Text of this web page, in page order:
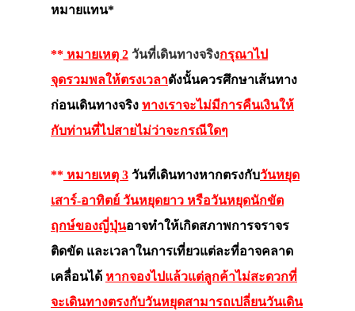
หมายแทน*
** หมายเหตุ 2 วันที่เดินทางจริงกรุณาไป
จุดรวมพลให้ตรงเวลาดังนั้นควรศึกษาเส้นทาง
ก่อนเดินทางจริง ทางเราจะไม่มีการคืนเงินให้
กับท่านที่ไปสายไม่ว่าจะกรณีใดๆ
** หมายเหตุ 3 วันที่เดินทางหากตรงกับวันหยุด
เสาร์-อาทิตย์ วันหยุดยาว หรือวันหยุดนักขัต
ฤกษ์ของญี่ปุ่นอาจทำให้เกิดสภาพการจราจร
ติดขัด และเวลาในการเที่ยวแต่ละที่อาจคลาด
เคลื่อนได้ หากจองไปแล้วแต่ลูกค้าไม่สะดวกที่
จะเดินทางตรงกับวันหยุดสามารถเปลี่ยนวันเดิน